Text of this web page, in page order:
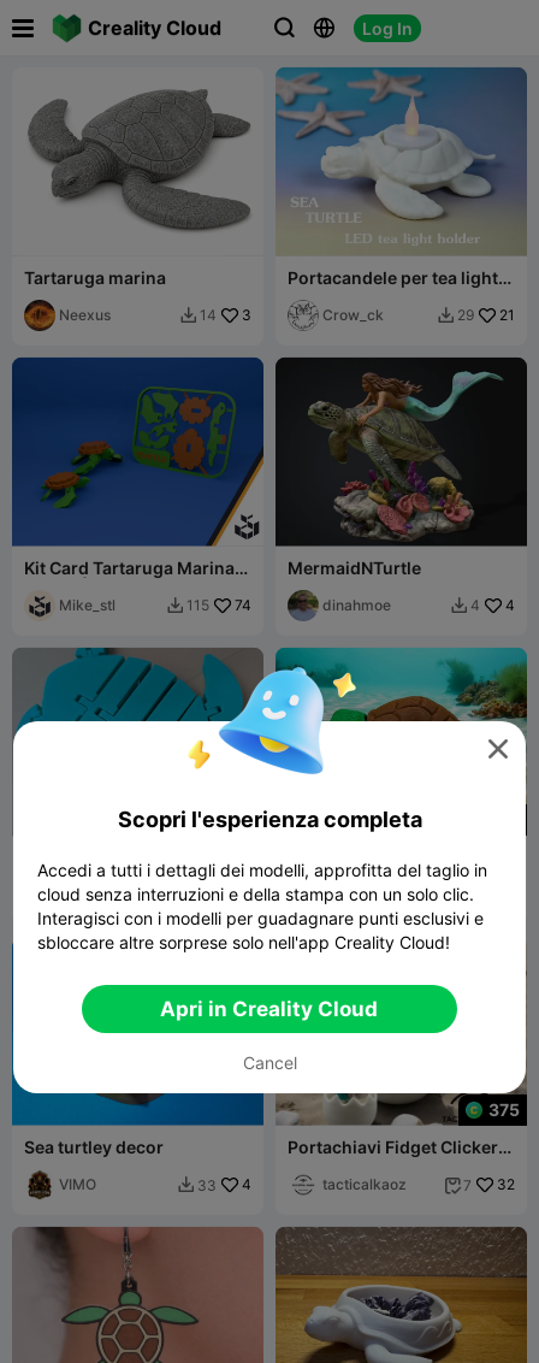
Creality Cloud   Log In
 
Tartaruga marina
Neexus  14 3
Portacandele per tea light
Tartaruga Marina
Crow_ck  29 21
Kit Card Tartaruga Marina
due dimensioni
Mike_stl  115 74
MermaidNTurtle
dinahmoe  4 4
Danielle6 78 28
Crea un'animazione di
nuototacticalkaoz  13
Sea turtley decor
VIMO  33 4
375
Portachiavi Fidget Clicker
tacticalkaoz  7 32

Scopri l'esperienza completa
Accedi a tutti i dettagli dei modelli, approfitta del taglio in
cloud senza interruzioni e della stampa con un solo clic.
Interagisci con i modelli per guadagnare punti esclusivi e
sbloccare altre sorprese solo nell'app Creality Cloud!
Apri in Creality Cloud
Cancel